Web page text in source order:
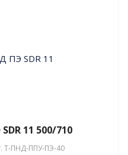
11 500/710
T-ПНД-ППУ-ПЭ-40